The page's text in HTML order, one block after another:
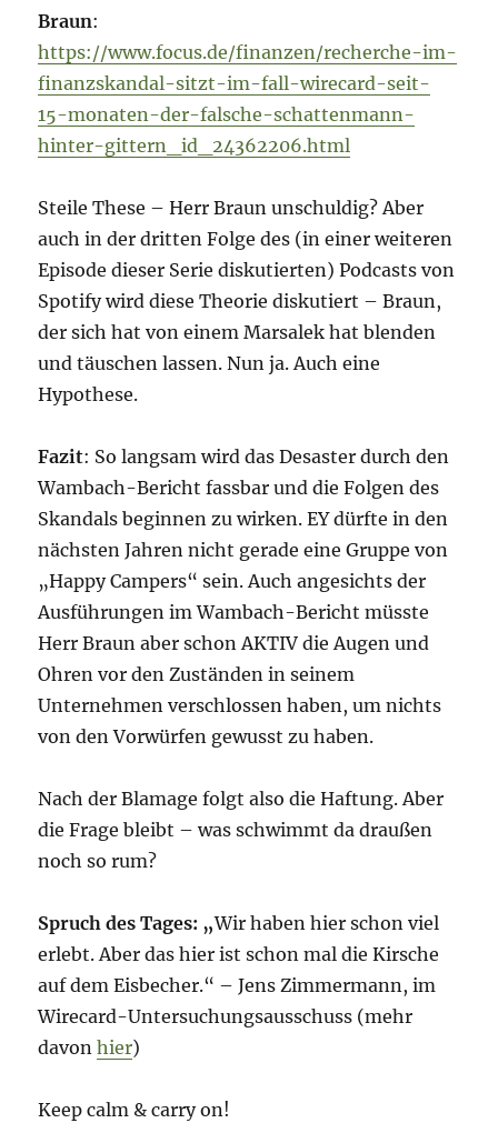
Braun:
https://www.focus.de/finanzen/recherche-im-
finanzskandal-sitzt-im-fall-wirecard-seit-
15-monaten-der-falsche-schattenmann-
hinter-gittern_id_24362206.html
Steile These – Herr Braun unschuldig? Aber
auch in der dritten Folge des (in einer weiteren
Episode dieser Serie diskutierten) Podcasts von
Spotify wird diese Theorie diskutiert – Braun,
der sich hat von einem Marsalek hat blenden
und täuschen lassen. Nun ja. Auch eine
Hypothese.
Fazit: So langsam wird das Desaster durch den
Wambach-Bericht fassbar und die Folgen des
Skandals beginnen zu wirken. EY dürfte in den
nächsten Jahren nicht gerade eine Gruppe von
„Happy Campers“ sein. Auch angesichts der
Ausführungen im Wambach-Bericht müsste
Herr Braun aber schon AKTIV die Augen und
Ohren vor den Zuständen in seinem
Unternehmen verschlossen haben, um nichts
von den Vorwürfen gewusst zu haben.
Nach der Blamage folgt also die Haftung. Aber
die Frage bleibt – was schwimmt da draußen
noch so rum?
Spruch des Tages: „Wir haben hier schon viel
erlebt. Aber das hier ist schon mal die Kirsche
auf dem Eisbecher.“ – Jens Zimmermann, im
Wirecard-Untersuchungsausschuss (mehr
davonhier)
Keep calm & carry on!